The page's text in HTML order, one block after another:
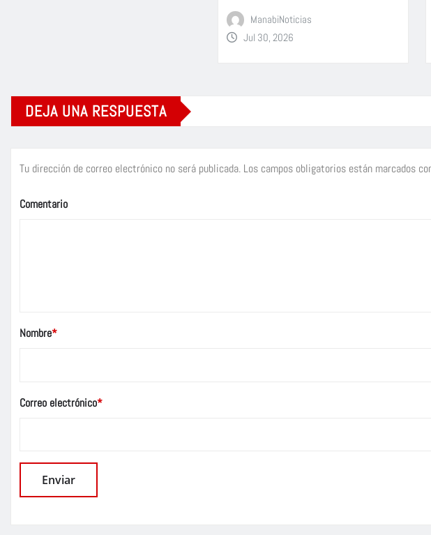
ManabiNoticias
Jul 30, 2026
DEJA UNA RESPUESTA
Tu dirección de correo electrónico no será publicada. Los campos obligatorios están marcados
Comentario
Nombre*
Correo electrónico*